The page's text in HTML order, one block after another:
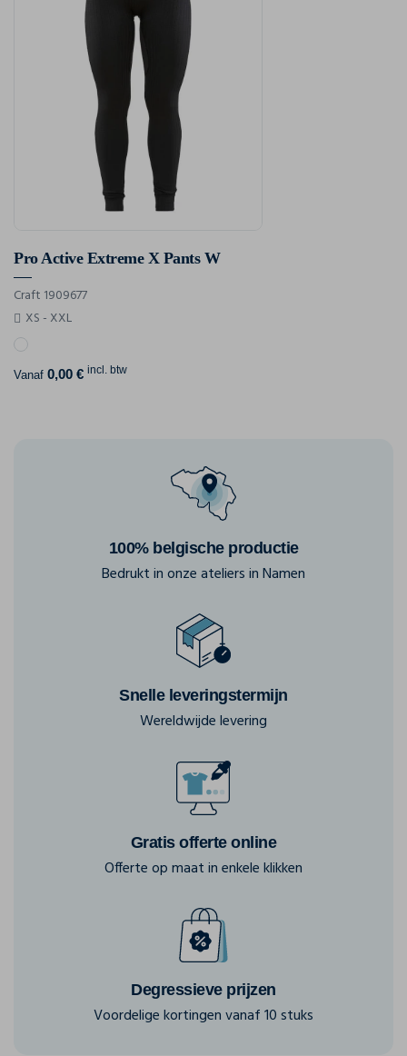
Pro Active Extreme X Pants W
Craft 1909677
XS - XXL
Vanaf 0,00 € incl. btw
100% belgische productie
Bedrukt in onze ateliers in Namen
Snelle leveringstermijn
Wereldwijde levering
Gratis offerte online
Offerte op maat in enkele klikken
Degressieve prijzen
Voordelige kortingen vanaf 10 stuks